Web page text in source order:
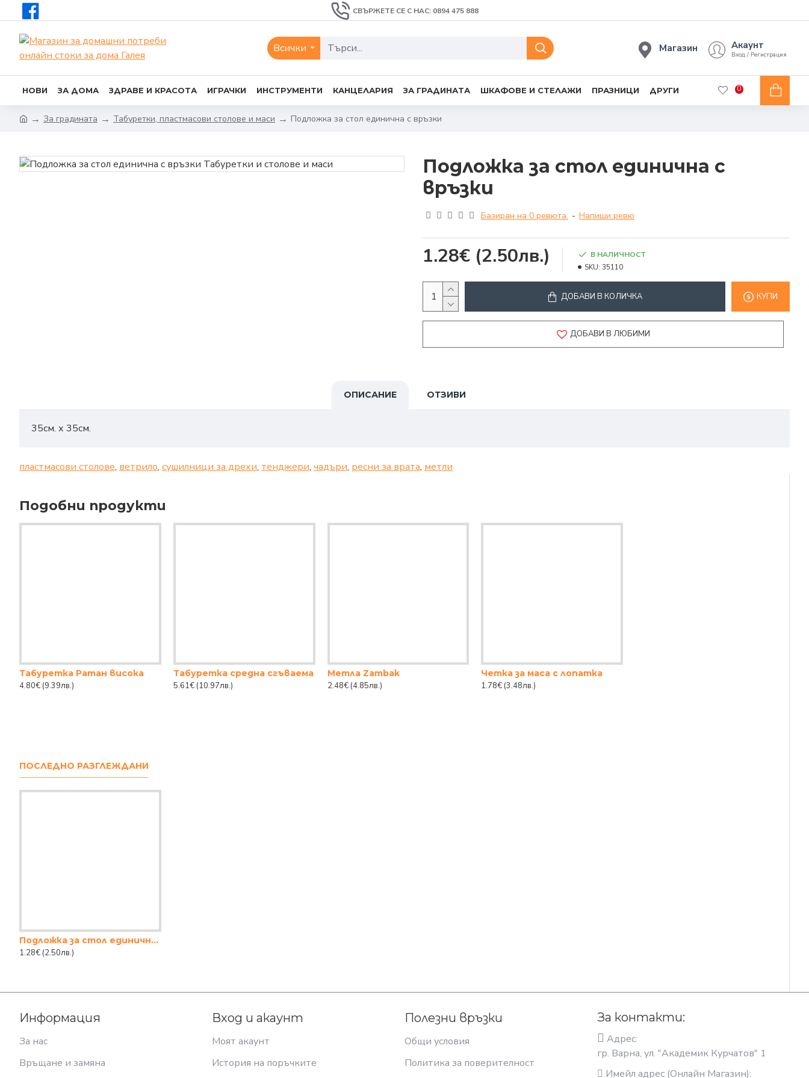
СВЪРЖЕТЕ СЕ С НАС: 0894 475 888
Всички Магазин Акаунт
Вход / Регистрация
НОВИ ЗА ДОМА ЗДРАВЕ И КРАСОТА ИГРАЧКИ ИНСТРУМЕНТИ КАНЦЕЛАРИЯ ЗА ГРАДИНАТА ШКАФОВЕ И СТЕЛАЖИ ПРАЗНИЦИ ДРУГИ 0
За градината Табуретки, пластмасови столове и маси Подложка за стол единична с връзки
Подложка за стол единична с
връзки
Базиран на 0 ревюта. - Напиши ревю
1.28€ (2.50лв.)
В НАЛИЧНОСТ
SKU: 35110
ДОБАВИ В КОЛИЧКА КУПИ
ДОБАВИ В ЛЮБИМИ
ОПИСАНИЕ ОТЗИВИ
35см. х 35см.
пластмасови столове, ветрило, сушилници за дрехи, тенджери, чадъри, ресни за врата, метли
Подобни продукти
Табуретка Ратан висока
4.80€ (9.39лв.)
Табуретка средна сгъваема
5.61€ (10.97лв.)
Метла Zambak
2.48€ (4.85лв.)
Четка за маса с лопатка
1.78€ (3.48лв.)
ПОСЛЕДНО РАЗГЛЕЖДАНИ
Подложка за стол единична с връзки
1.28€ (2.50лв.)
Информация
За нас
Връщане и замяна
Вход и акаунт
Моят акаунт
История на поръчките
Полезни връзки
Общи условия
Политика за поверителност
За контакти:
Адрес:
гр. Варна, ул. "Академик Курчатов" 1
Имейл адрес (Онлайн Магазин):